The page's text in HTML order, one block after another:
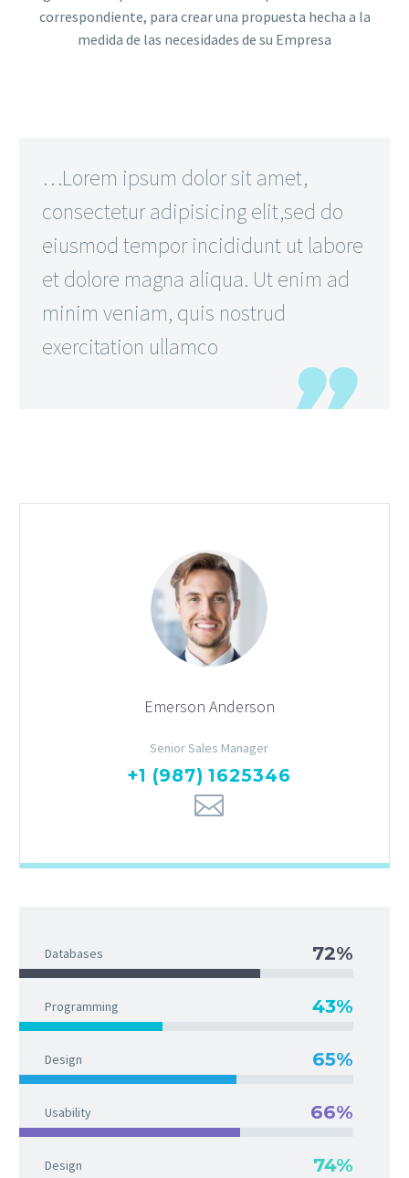
correspondiente, para crear una propuesta hecha a la
medida de las necesidades de su Empresa
…Lorem ipsum dolor sit amet,
consectetur adipisicing elit,sed do
eiusmod tempor incididunt ut labore
et dolore magna aliqua. Ut enim ad
minim veniam, quis nostrud
exercitation ullamco
Emerson Anderson
Senior Sales Manager
+1 (987) 1625346
Databases 72%
Programming 43%
Design 65%
Usability 66%
Design 74%